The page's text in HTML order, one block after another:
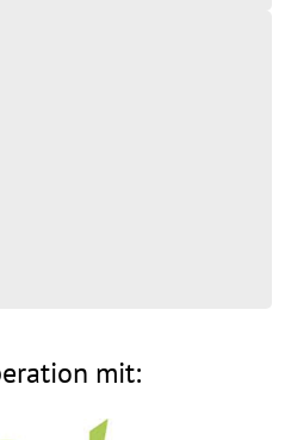
mit: